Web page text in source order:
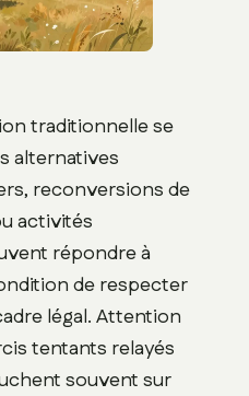
traditionnelle se
alternatives
reconversions de
activités
répondre à
de respecter
légal. Attention
tentants relayés
souvent sur